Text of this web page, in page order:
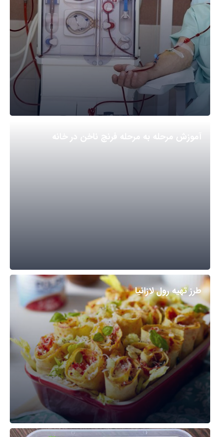
آموزش مرحله به مرحله فرنچ ناخن در خانه
طرز تهیه رول لازانیا